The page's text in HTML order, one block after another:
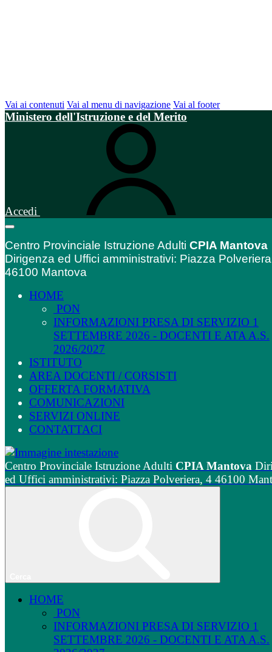
Vai ai contenuti Vai al menu di navigazione Vai al footer
Ministero dell'Istruzione e del Merito
Accedi
Centro Provinciale Istruzione Adulti CPIA Mantova
Dirigenza ed Uffici amministrativi: Piazza
46100 Mantova
HOME
PON
INFORMAZIONI PRESA DI SERVIZIO 1
SETTEMBRE 2026 - DOCENTI E ATA A.S.
2026/2027
ISTITUTO
AREA DOCENTI / CORSISTI
OFFERTA FORMATIVA
COMUNICAZIONI
SERVIZI ONLINE
CONTATTACI
Centro Provinciale Istruzione Adulti CPIA Mantova
ed Uffici amministrativi: Piazza Polveriera, 4 46100
HOME
PON
INFORMAZIONI PRESA DI SERVIZIO 1
SETTEMBRE 2026 - DOCENTI E ATA A.S.